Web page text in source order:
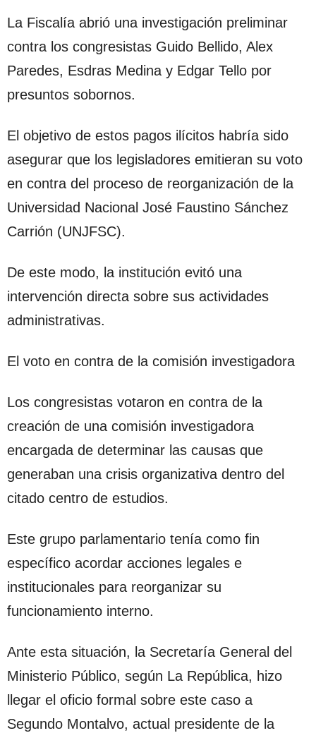
La Fiscalía abrió una investigación preliminar
contra los congresistas Guido Bellido, Alex
Paredes, Esdras Medina y Edgar Tello por
presuntos sobornos.
El objetivo de estos pagos ilícitos habría sido
asegurar que los legisladores emitieran su voto
en contra del proceso de reorganización de la
Universidad Nacional José Faustino Sánchez
Carrión (UNJFSC).
De este modo, la institución evitó una
intervención directa sobre sus actividades
administrativas.
El voto en contra de la comisión investigadora
Los congresistas votaron en contra de la
creación de una comisión investigadora
encargada de determinar las causas que
generaban una crisis organizativa dentro del
citado centro de estudios.
Este grupo parlamentario tenía como fin
específico acordar acciones legales e
institucionales para reorganizar su
funcionamiento interno.
Ante esta situación, la Secretaría General del
Ministerio Público, según La República, hizo
llegar el oficio formal sobre este caso a
Segundo Montalvo, actual presidente de la